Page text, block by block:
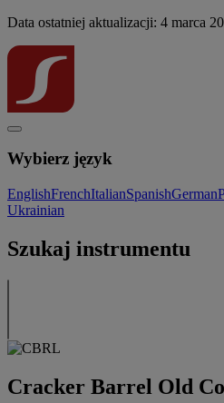
Data ostatniej aktualizacji: 4 marca
Wybierz język
EnglishFrenchItalianSpanishGerman
Ukrainian
Szukaj instrumentu
Cracker Barrel Old